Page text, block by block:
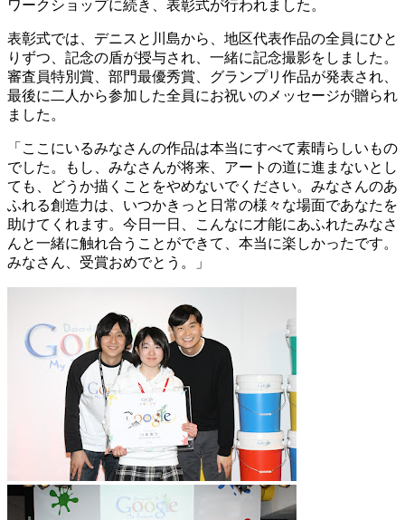
ワークショップに続き、表彰式が行われました。
表彰式では、デニスと川島から、地区代表作品の全員にひと
りずつ、記念の盾が授与され、一緒に記念撮影をしました。
審査員特別賞、部門最優秀賞、グランプリ作品が発表され、
最後に二人から参加した全員にお祝いのメッセージが贈られ
ました。
「ここにいるみなさんの作品は本当にすべて素晴らしいもの
でした。もし、みなさんが将来、アートの道に進まないとし
ても、どうか描くことをやめないでください。みなさんのあ
ふれる創造力は、いつかきっと日常の様々な場面であなたを
助けてくれます。今日一日、こんなに才能にあふれたみなさ
んと一緒に触れ合うことができて、本当に楽しかったです。
みなさん、受賞おめでとう。」